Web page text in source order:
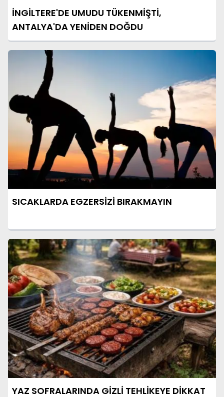
İNGİLTERE'DE UMUDU TÜKENMİŞTİ,
ANTALYA'DA YENİDEN DOĞDU
SICAKLARDA EGZERSİZİ BIRAKMAYIN
YAZ SOFRALARINDA GİZLİ TEHLİKEYE DİKKAT